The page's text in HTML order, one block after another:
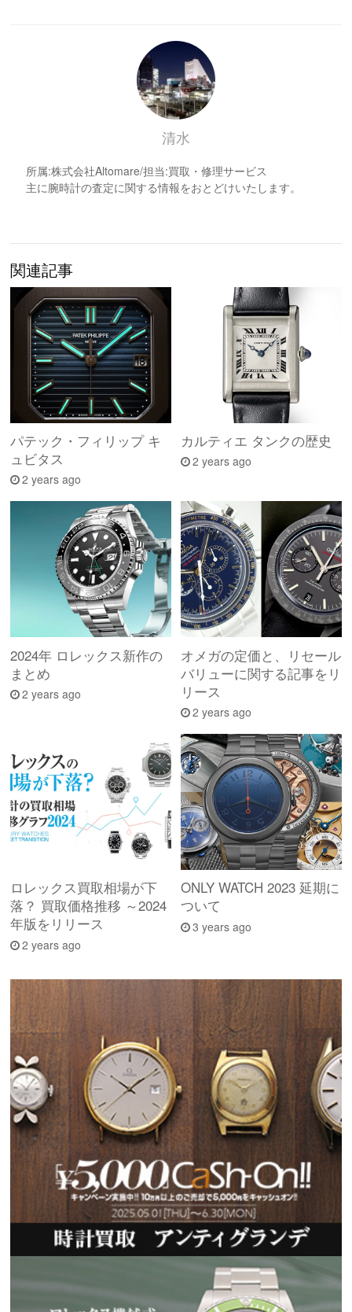
清水
所属:株式会社Altomare/担当:買取・修理サービス
主に腕時計の査定に関する情報をおとどけいたします。
関連記事
パテック・フィリップ キ
ュビタス
2 years ago
カルティエ タンクの歴史
2 years ago
2024年 ロレックス新作の
まとめ
2 years ago
オメガの定価と、リセール
バリューに関する記事をリ
リース
2 years ago
ロレックス買取相場が下
落？ 買取価格推移 ～2024
年版をリリース
2 years ago
ONLY WATCH 2023 延期に
ついて
3 years ago